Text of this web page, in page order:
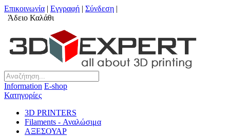
Επικοινωνία | Εγγραφή | Σύνδεση |
Άδειο Καλάθι
Information Ε-shop
Κατηγορίες
3D PRINTERS
Filaments - Αναλώσιμα
ΑΞΕΣΟΥΑΡ